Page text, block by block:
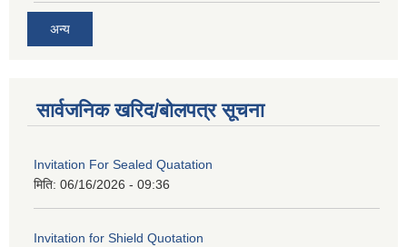
अन्य
सार्वजनिक खरिद/बोलपत्र सूचना
Invitation For Sealed Quatation
मिति: 06/16/2026 - 09:36
Invitation for Shield Quotation